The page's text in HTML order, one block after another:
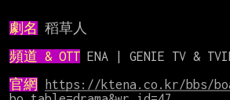
劇名
稻草人
頻道 & OTT ENA | GENIE TV &
官網
https://ktena.co.kr/bbs/